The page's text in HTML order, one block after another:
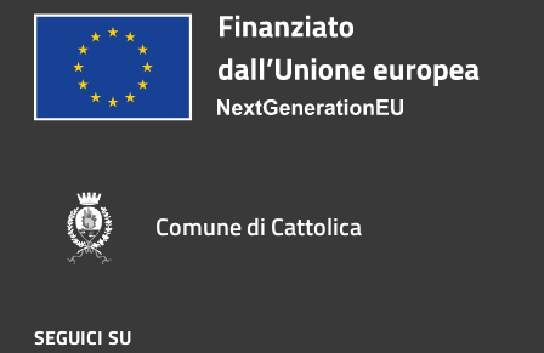
Comune di Cattolica
SEGUICI SU